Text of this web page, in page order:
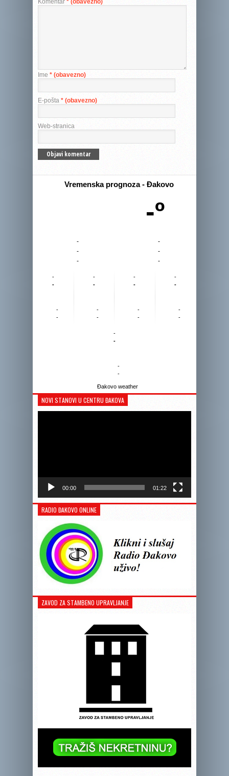
Komentar * (obavezno)
Ime * (obavezno)
E-pošta * (obavezno)
Web-stranica
Vremenska prognoza - Đakovo
-º
-
-
-
-
-
-
-
-
-
-
-
-
-
-
-
-
-
-
-
-
-
-
-
-
-
-
Đakovo weather
NOVI STANOVI U CENTRU ĐAKOVA
00:00 01:22
RADIO ĐAKOVO ONLINE
ZAVOD ZA STAMBENO UPRAVLJANJE